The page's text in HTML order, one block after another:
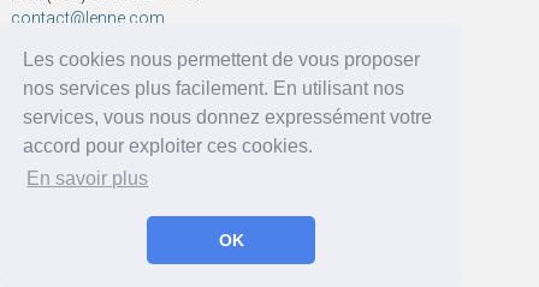
Les cookies nous permettent de vous proposer
nos services plus facilement. En utilisant nos
services, vous nous donnez expressément votre
accord pour exploiter ces cookies.
En savoir plus
OK
contact@lenne.com
Adresse
SOCIÉTÉ NOUVELLE A&G LENNE
41, rue Voltaire
80570 Dargnies - France